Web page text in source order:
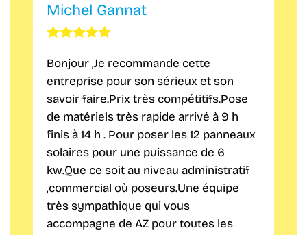
Michel Gannat
Bonjour ,Je recommande cette
entreprise pour son sérieux et son
savoir faire.Prix très compétitifs.Pose
de matériels très rapide arrivé à 9 h
finis à 14 h . Pour poser les 12 panneaux
solaires pour une puissance de 6
kw.Que ce soit au niveau administratif
,commercial où poseurs.Une équipe
très sympathique qui vous
accompagne de AZ pour toutes les